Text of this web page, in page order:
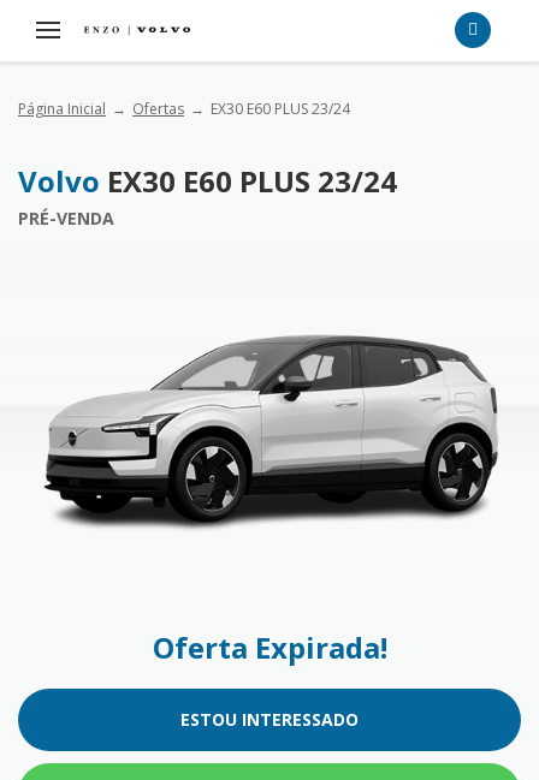
Página Inicial Ofertas EX30 E60 PLUS 23/24
Volvo EX30 E60 PLUS 23/24
PRÉ-VENDA
Oferta Expirada!
ESTOU INTERESSADO